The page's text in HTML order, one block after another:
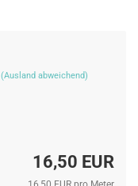
(Ausland abweichend)
16,50 EUR